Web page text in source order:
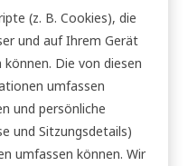
(z. B. Cookies), die
und auf Ihrem Gerät
Die von diesen
umfassen
und persönliche
und Sitzungsdetails)
umfassen können. Wir